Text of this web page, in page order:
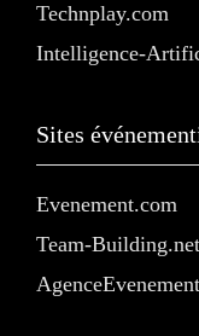
Technplay.com
Intelligence-
Sites
Evenement.com
Team-Building.net